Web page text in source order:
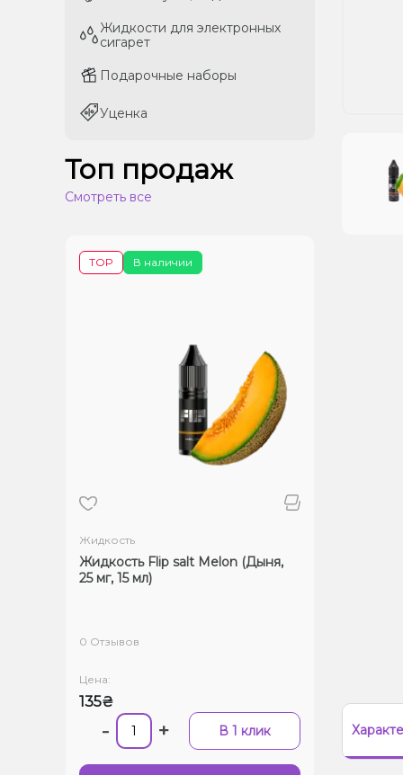
Жидкости для электронных
сигарет
Подарочные наборы
Уценка
Жидкости для электронных
сигарет
Подарочные наборы
Уценка
Топ продаж
Смотреть все
В наличии
TOP
Жидкость
Жидкость Flip salt Melon (Дыня,
25 мг, 15 мл)
0 Отзывов
Цена:
135₴
- + В 1 клик